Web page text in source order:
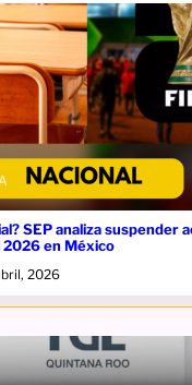
SEP analiza suspender
en México
2026